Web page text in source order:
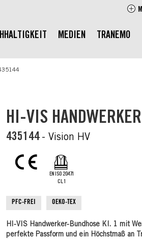
MEDIEN TRANEMO
HI-VIS
435144 - Vision HV
EN ISO 20471
CL.1
PFC-FREI OEKO-TEX
HI-VIS Handwerker-Bundhose Kl. 1 mit
perfekte Passform und ein Höchstmaß an